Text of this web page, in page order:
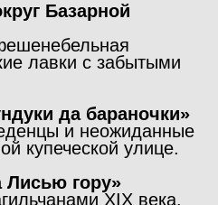
Базарной
лавки с забытыми
да бараночки»
и неожиданные
купеческой улице.
Лисью гору»
XIX века.